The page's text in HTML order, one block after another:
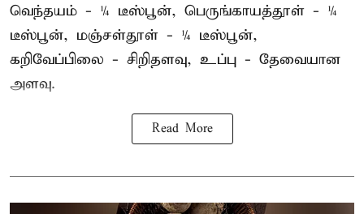
வெந்தயம் - ¼ டீஸ்பூன், பெருங்காயத்தூள் - ¼
டீஸ்பூன், மஞ்சள்தூள் - ¼ டீஸ்பூன்,
கறிவேப்பிலை - சிறிதளவு, உப்பு - தேவையான
அளவு.
Read More